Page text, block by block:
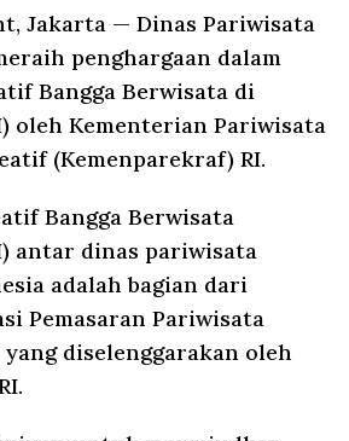
Jakarta — Dinas Pariwisata
penghargaan dalam
Bangga Berwisata di
oleh Kementerian Pariwisata
(Kemenparekraf) RI.
Bangga Berwisata
antar dinas pariwisata
adalah bagian dari
Pemasaran Pariwisata
yang diselenggarakan oleh